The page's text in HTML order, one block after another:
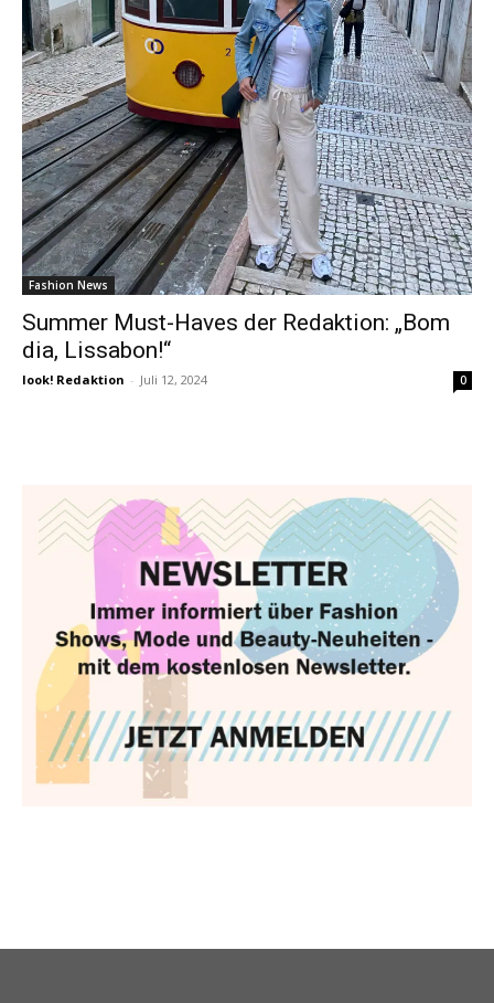
Fashion News
Summer Must-Haves der Redaktion: „Bom
dia, Lissabon!“
look! Redaktion - Juli 12, 2024 0